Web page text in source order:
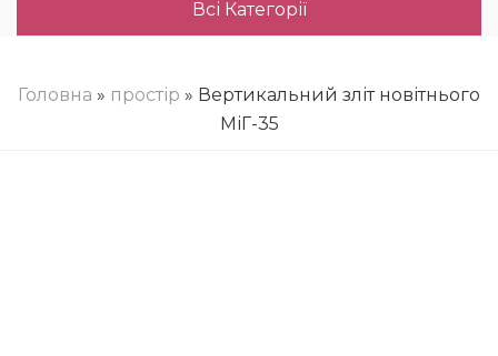
Всі Категорії
Головна » простір » Вертикальний зліт новітнього
МіГ-35